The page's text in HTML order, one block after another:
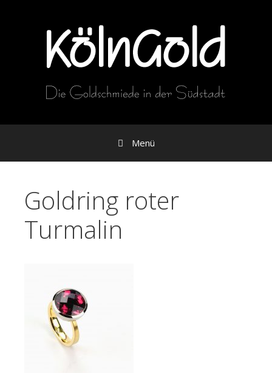
Menü
Goldring roter
Turmalin